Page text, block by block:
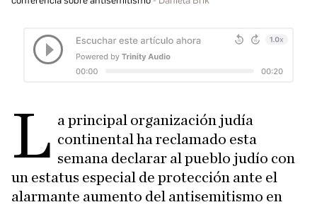
L a principal organización judía
continental ha reclamado esta
semana declarar al pueblo judío con
un estatus especial de protección ante el
alarmante aumento del antisemitismo en